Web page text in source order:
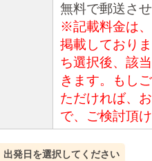
無料で郵送さ
※記載料金は
掲載しており
ち選択後、該
きます。もし
ただければ、
で、ご検討頂
出発日を選択してください